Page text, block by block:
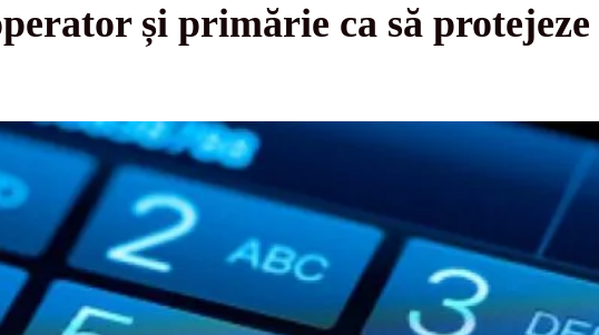
și primărie ca să protejeze